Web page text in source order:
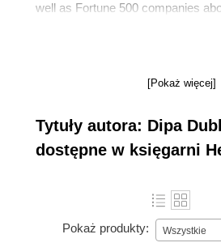
well as Fortune 500 companies
and implementing their next-
and is a regular speaker at big
[Pokaż więcej]
Tytuły autora: Dipa
dostępne w księgarni
Pokaż produkty: Wszystkie